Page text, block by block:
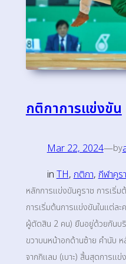
กติกาการแข่งขัน
Mar 22, 2024—by
in TH, กติกา, กีฬาคูร
หลักการแข่งขันคูราช​ การเริ่
การเริ่มต้นการแข่งขันในแต่ล
ผู้ตัดสิน 2 คน) ยืนอยู่ด้วยกันบริ
ขวาบนหน้าอกด้านซ้าย คำนับ
จากกิแลม (เบาะ) สิ้นสุดการ